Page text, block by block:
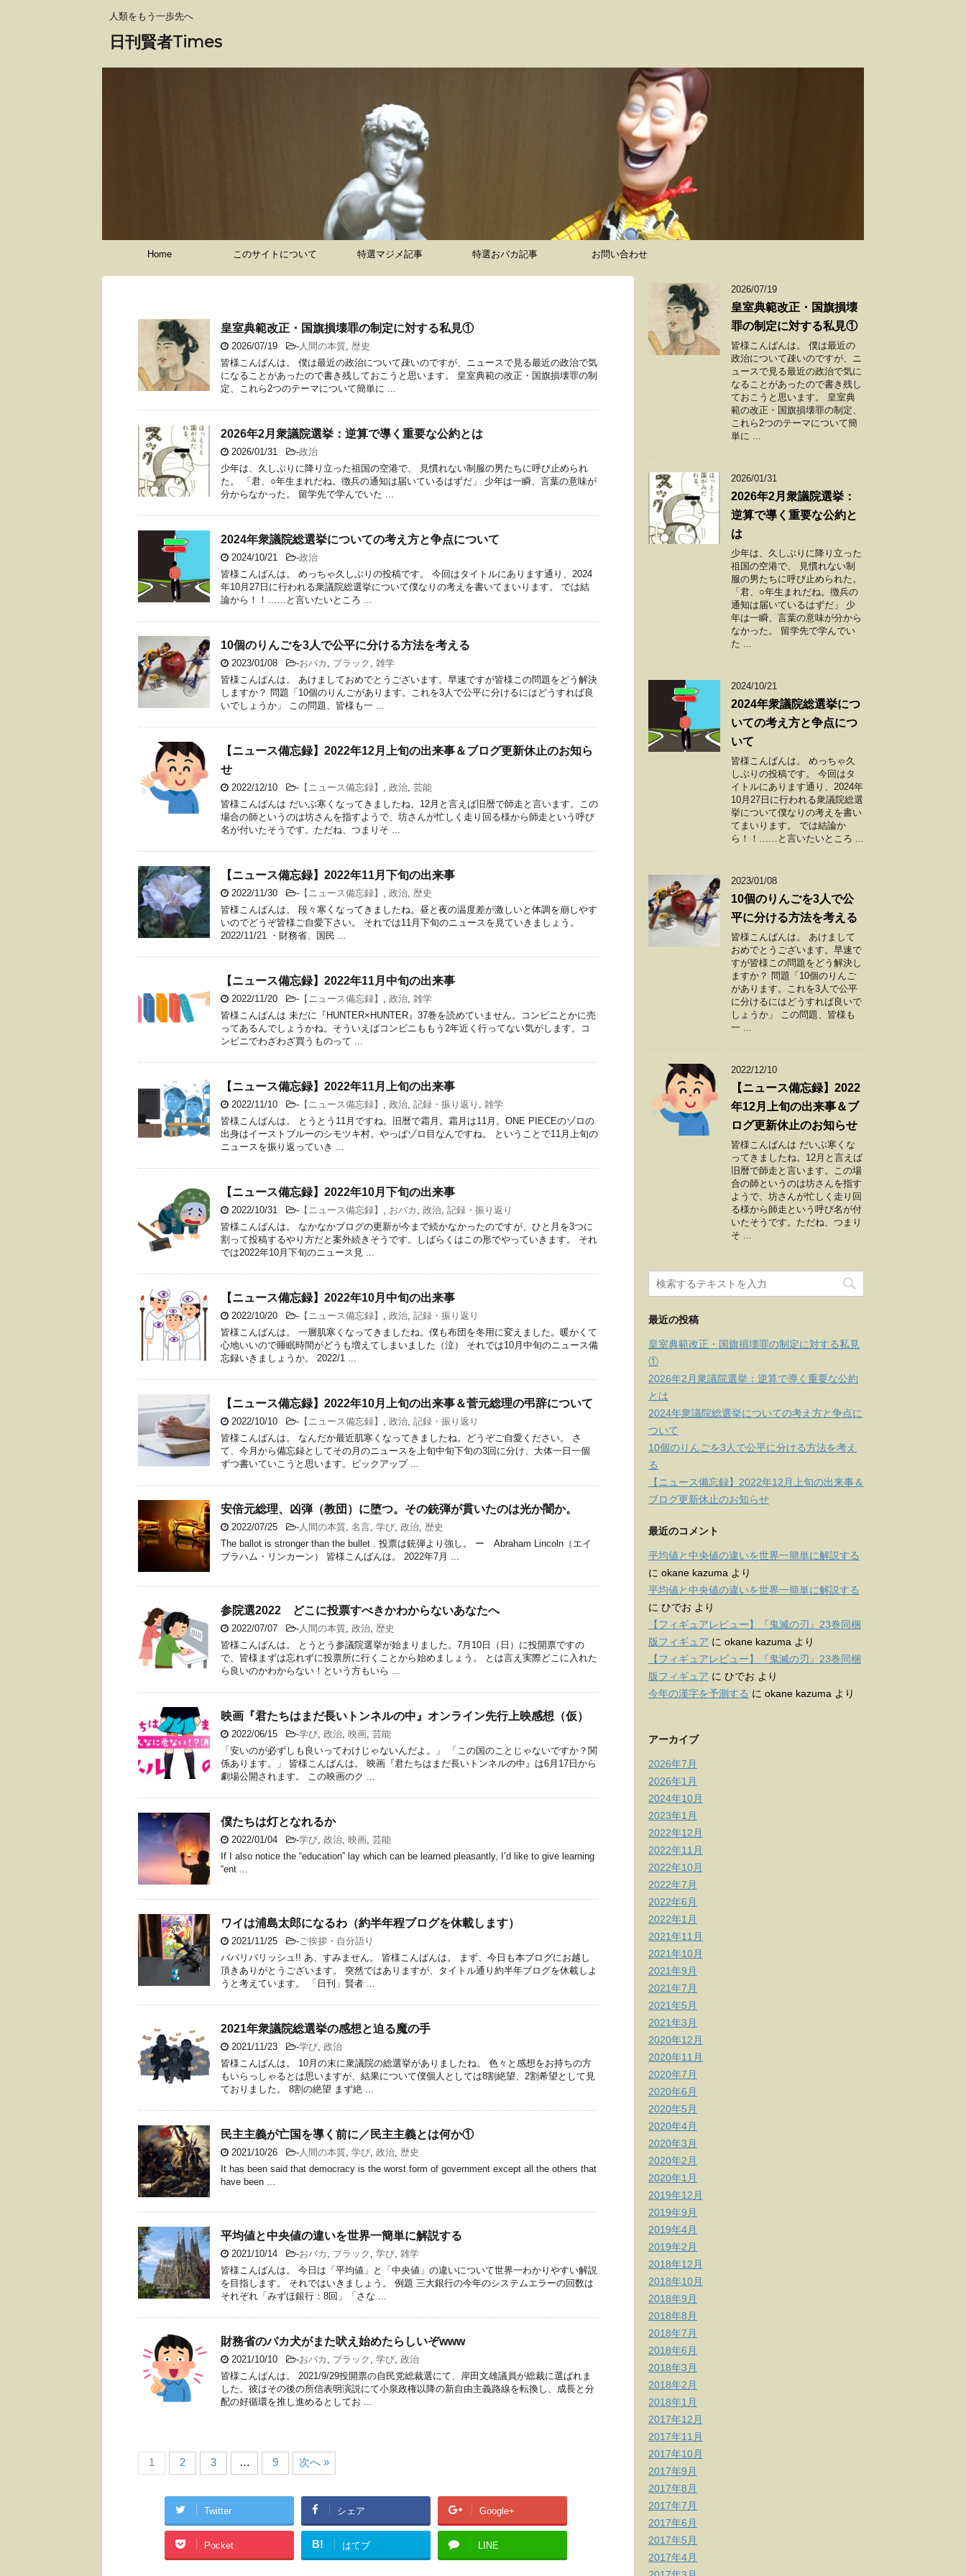
人類をもう一歩先へ
日刊賢者Times
Home このサイトについて 特選マジメ記事 特選おバカ記事 お問い合わせ
皇室典範改正・国旗損壊罪の制定に対する私見①
2026/07/19 -人間の本質, 歴史
皆様こんばんは。 僕は最近の政治について疎いのですが、ニュースで見る最近の政治で気
になることがあったので書き残しておこうと思います。 皇室典範の改正・国旗損壊罪の制
定、これら2つのテーマについて簡単に ...
2026年2月衆議院選挙：逆算で導く重要な公約とは
2026/01/31 -政治
少年は、久しぶりに降り立った祖国の空港で、 見慣れない制服の男たちに呼び止められ
た。 「君、○年生まれだね。徴兵の通知は届いているはずだ」 少年は一瞬、言葉の意味が
分からなかった。 留学先で学んでいた ...
2024年衆議院総選挙についての考え方と争点について
2024/10/21 -政治
皆様こんばんは。 めっちゃ久しぶりの投稿です。 今回はタイトルにあります通り、2024
年10月27日に行われる衆議院総選挙について僕なりの考えを書いてまいります。 では結
論から！！……と言いたいところ ...
10個のりんごを3人で公平に分ける方法を考える
2023/01/08 -おバカ , ブラック , 雑学
皆様こんばんは。 あけましておめでとうございます。早速ですが皆様この問題をどう解決
しますか？ 問題「10個のりんごがあります。これを3人で公平に分けるにはどうすれば良
いでしょうか」 この問題、皆様も一 ...
【ニュース備忘録】2022年12月上旬の出来事＆ブログ更新休止のお知ら
せ
2022/12/10 - 【ニュース備忘録】 , 政治, 芸能
皆様こんばんは だいぶ寒くなってきましたね。12月と言えば旧暦で師走と言います。この
場合の師というのは坊さんを指すようで、坊さんが忙しく走り回る様から師走という呼び
名が付いたそうです。ただね、つまりそ ...
【ニュース備忘録】2022年11月下旬の出来事
2022/11/30 - 【ニュース備忘録】 , 政治, 歴史
皆様こんばんは。 段々寒くなってきましたね。昼と夜の温度差が激しいと体調を崩しやす
いのでどうぞ皆様ご自愛下さい。 それでは11月下旬のニュースを見ていきましょう。
2022/11/21 ・財務省、国民 ...
【ニュース備忘録】2022年11月中旬の出来事
2022/11/20 - 【ニュース備忘録】 , 政治, 雑学
皆様こんばんは 未だに『HUNTER×HUNTER』37巻を読めていません。コンビニとかに売
ってあるんでしょうかね。そういえばコンビニももう2年近く行ってない気がします。コ
ンビニでわざわざ買うものって ...
【ニュース備忘録】2022年11月上旬の出来事
2022/11/10 - 【ニュース備忘録】 , 政治, 記録・振り返り , 雑学
皆様こんばんは。 とうとう11月ですね。旧暦で霜月。霜月は11月。ONE PIECEのゾロの
出身はイーストブルーのシモツキ村。やっぱゾロ目なんですね。 ということで11月上旬の
ニュースを振り返っていき ...
【ニュース備忘録】2022年10月下旬の出来事
2022/10/31 - 【ニュース備忘録】 , おバカ , 政治, 記録・振り返り
皆様こんばんは。 なかなかブログの更新が今まで続かなかったのですが、ひと月を3つに
割って投稿するやり方だと案外続きそうです。しばらくはこの形でやっていきます。 それ
では2022年10月下旬のニュース見 ...
【ニュース備忘録】2022年10月中旬の出来事
2022/10/20 - 【ニュース備忘録】 , 政治, 記録・振り返り
皆様こんばんは。 一層肌寒くなってきましたね。僕も布団を冬用に変えました。暖かくて
心地いいので睡眠時間がどうも増えてしまいました（泣） それでは10月中旬のニュース備
忘録いきましょうか。 2022/1 ...
【ニュース備忘録】2022年10月上旬の出来事＆菅元総理の弔辞について
2022/10/10 - 【ニュース備忘録】 , 政治, 記録・振り返り
皆様こんばんは。 なんだか最近肌寒くなってきましたね。どうぞご自愛ください。 さ
て、今月から備忘録としてその月のニュースを上旬中旬下旬の3回に分け、大体一日一個
ずつ書いていこうと思います。ピックアップ ...
安倍元総理、凶弾（教団）に堕つ。その銃弾が貫いたのは光か闇か。
2022/07/25 -人間の本質, 名言, 学び, 政治, 歴史
The ballot is stronger than the bullet . 投票は銃弾より強し。 ー Abraham Lincoln（エイ
ブラハム・リンカーン） 皆様こんばんは。 2022年7月 ...
参院選2022 どこに投票すべきかわからないあなたへ
2022/07/07 -人間の本質, 政治, 歴史
皆様こんばんは。 とうとう参議院選挙が始まりました。7月10日（日）に投開票ですの
で、皆様まずは忘れずに投票所に行くことから始めましょう。 とは言え実際どこに入れた
ら良いのかわからない！という方もいら ...
映画『君たちはまだ長いトンネルの中』オンライン先行上映感想（仮）
2022/06/15 -学び, 政治, 映画, 芸能
「安いのが必ずしも良いってわけじゃないんだよ。」 「この国のことじゃないですか？関
係あります。」 皆様こんばんは。 映画『君たちはまだ長いトンネルの中』は6月17日から
劇場公開されます。 この映画のク ...
僕たちは灯となれるか
2022/01/04 -学び, 政治, 映画, 芸能
If I also notice the “education” lay which can be learned pleasantly, I’d like to give learning
“ent ...
ワイは浦島太郎になるわ（約半年程ブログを休載します）
2021/11/25 -ご挨拶・自分語り
ババリバリッシュ!! あ、すみません。 皆様こんばんは。 まず、今日も本ブログにお越し
頂きありがとうございます。 突然ではありますが、タイトル通り約半年ブログを休載しよ
うと考えています。 「日刊」賢者 ...
2021年衆議院総選挙の感想と迫る魔の手
2021/11/23 -学び, 政治
皆様こんばんは。 10月の末に衆議院の総選挙がありましたね。 色々と感想をお持ちの方
もいらっしゃるとは思いますが、結果について僕個人としては8割絶望、2割希望として見
ておりました。 8割の絶望 まず絶 ...
民主主義が亡国を導く前に／民主主義とは何か①
2021/10/26 -人間の本質, 学び, 政治, 歴史
It has been said that democracy is the worst form of government except all the others that
have been ...
平均値と中央値の違いを世界一簡単に解説する
2021/10/14 -おバカ , ブラック , 学び, 雑学
皆様こんばんは。 今日は「平均値」と「中央値」の違いについて世界一わかりやすい解説
を目指します。 それではいきましょう。 例題 三大銀行の今年のシステムエラーの回数は
それぞれ「みずほ銀行：8回」「さな ...
財務省のバカ犬がまた吠え始めたらしいぞwww
2021/10/10 -おバカ , ブラック , 学び, 政治
皆様こんばんは。 2021/9/29投開票の自民党総裁選にて、岸田文雄議員が総裁に選ばれま
した。彼はその後の所信表明演説にて小泉政権以降の新自由主義路線を転換し、成長と分
配の好循環を推し進めるとしてお ...
1 2 3 … 9 次へ »
Twitter シェア Google+
Pocket B! はてブ LINE
2026/07/19
皇室典範改正・国旗損壊
罪の制定に対する私見①
皆様こんばんは。 僕は最近の
政治について疎いのですが、ニ
ュースで見る最近の政治で気に
なることがあったので書き残し
ておこうと思います。 皇室典
範の改正・国旗損壊罪の制定、
これら2つのテーマについて簡
単に ...
2026/01/31
2026年2月衆議院選挙：
逆算で導く重要な公約と
は
少年は、久しぶりに降り立った
祖国の空港で、 見慣れない制
服の男たちに呼び止められた。
「君、○年生まれだね。徴兵の
通知は届いているはずだ」 少
年は一瞬、言葉の意味が分から
なかった。 留学先で学んでい
た ...
2024/10/21
2024年衆議院総選挙につ
いての考え方と争点につ
いて
皆様こんばんは。 めっちゃ久
しぶりの投稿です。 今回はタ
イトルにあります通り、2024年
10月27日に行われる衆議院総選
挙について僕なりの考えを書い
てまいります。 では結論か
ら！！……と言いたいところ ...
2023/01/08
10個のりんごを3人で公
平に分ける方法を考える
皆様こんばんは。 あけまして
おめでとうございます。早速で
すが皆様この問題をどう解決し
ますか？ 問題「10個のりんご
があります。これを3人で公平
に分けるにはどうすれば良いで
しょうか」 この問題、皆様も
一 ...
2022/12/10
【ニュース備忘録】2022
年12月上旬の出来事＆ブ
ログ更新休止のお知らせ
皆様こんばんは だいぶ寒くな
ってきましたね。12月と言えば
旧暦で師走と言います。この場
合の師というのは坊さんを指す
ようで、坊さんが忙しく走り回
る様から師走という呼び名が付
いたそうです。ただね、つまり
そ ...
最近の投稿
皇室典範改正・国旗損壊罪の制定に対する私見
①
2026年2月衆議院選挙：逆算で導く重要な公約
とは
2024年衆議院総選挙についての考え方と争点に
ついて
10個のりんごを3人で公平に分ける方法を考え
る
【ニュース備忘録】2022年12月上旬の出来事＆
ブログ更新休止のお知らせ
最近のコメント
平均値と中央値の違いを世界一簡単に解説する
に okane kazuma より
平均値と中央値の違いを世界一簡単に解説する
に ひでお より
【フィギュアレビュー】『鬼滅の刃』23巻同梱
版フィギュア に okane kazuma より
【フィギュアレビュー】『鬼滅の刃』23巻同梱
版フィギュア に ひでお より
今年の漢字を予測する に okane kazuma より
アーカイブ
2026年7月
2026年1月
2024年10月
2023年1月
2022年12月
2022年11月
2022年10月
2022年7月
2022年6月
2022年1月
2021年11月
2021年10月
2021年9月
2021年7月
2021年5月
2021年3月
2020年12月
2020年11月
2020年7月
2020年6月
2020年5月
2020年4月
2020年3月
2020年2月
2020年1月
2019年12月
2019年9月
2019年4月
2019年2月
2018年12月
2018年10月
2018年9月
2018年8月
2018年7月
2018年6月
2018年3月
2018年2月
2018年1月
2017年12月
2017年11月
2017年10月
2017年9月
2017年8月
2017年7月
2017年6月
2017年5月
2017年4月